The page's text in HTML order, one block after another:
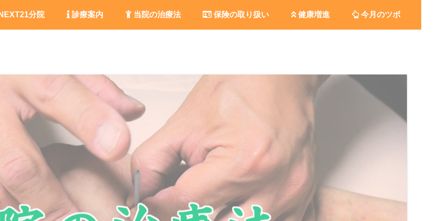
分院 診療案内 当院の治療法 保険の取り扱い 健康増進 今月のツボ